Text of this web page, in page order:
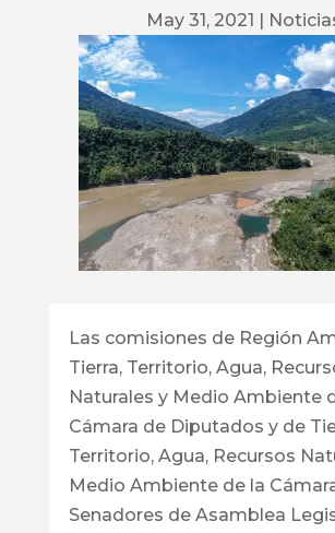
May 31, 2021 |
Las comisiones de Región
Tierra, Territorio, Agua,
Naturales y Medio Ambiente
Cámara de Diputados y de
Territorio, Agua, Recursos
Medio Ambiente de la
Senadores de Asamblea